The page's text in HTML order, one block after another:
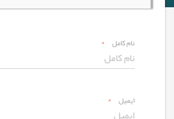
نام کامل *
ایمیل *